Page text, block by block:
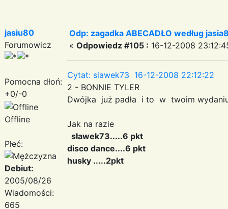
jasiu80
Forumowicz
Pomocna dłoń:
+0/-0
Offline
Płeć:
Debiut:
2005/08/26
Wiadomości:
665
Odp: zagadka ABECADŁO według
« Odpowiedz #105 : 16-12-2008
Cytat: slawek73 16-12-2008 22:12:22
2 - BONNIE TYLER
Dwójka już padła i to w twoim
Jak na razie
sławek73.....6 pkt
disco dance....6 pkt
husky .....2pkt